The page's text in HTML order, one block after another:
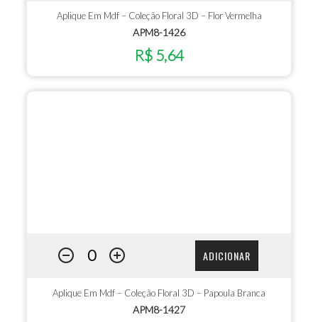
Aplique Em Mdf – Coleção Floral 3D – Flor Vermelha
APM8-1426
R$ 5,64
ADICIONAR
Aplique Em Mdf – Coleção Floral 3D – Papoula Branca
APM8-1427